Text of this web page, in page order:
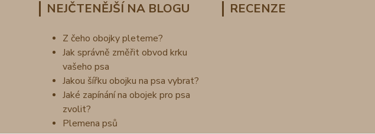
NEJČTENĚJŠÍ NA BLOGU
Z čeho obojky pleteme?
Jak správně změřit obvod krku
vašeho psa
Jakou šířku obojku na psa vybrat?
Jaké zapínání na obojek pro psa
zvolit?
Plemena psů
RECENZE